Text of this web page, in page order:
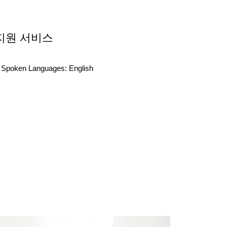
원 서비스
Spoken Languages: English